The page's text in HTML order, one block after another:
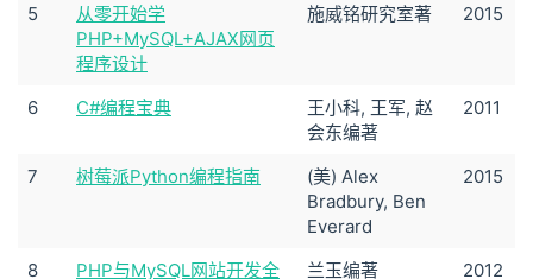
5
从零开始学
PHP+MySQL+AJAX网页
程序设计
施威铭研究室著 2015
6 C#编程宝典
王小科, 王军, 赵
会东编著
2011
7 树莓派Python编程指南
(美) Alex
Bradbury, Ben
Everard
2015
8
PHP与MySQL网站开发全
兰玉编著 2012